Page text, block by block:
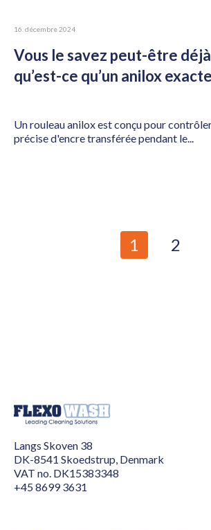
16. décembre 2024
Vous le savez peut-être
qu’est-ce qu’un anilox
Un rouleau anilox est conçu pour
précise d'encre transférée pendant le...
1 2
Langs Skoven 38
DK-8541 Skoedstrup, Denmark
VAT no. DK15383348
+45 8699 3631